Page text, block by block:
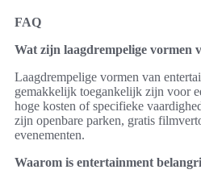
FAQ
Wat zijn laagdrempelige vormen
Laagdrempelige vormen van
gemakkelijk toegankelijk zijn voor
hoge kosten of specifieke
zijn openbare parken, gratis
evenementen.
Waarom is entertainment